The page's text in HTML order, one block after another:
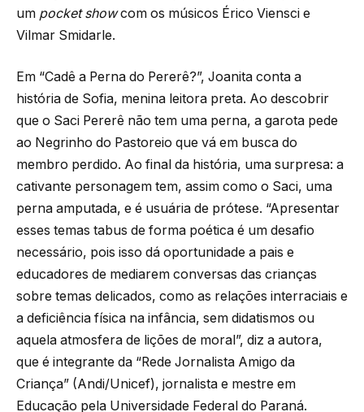
um pocket showcom os músicos Érico Viensci e
Vilmar Smidarle.
Em “Cadê a Perna do Pererê?”, Joanita conta a
história de Sofia, menina leitora preta. Ao descobrir
que o Saci Pererê não tem uma perna, a garota pede
ao Negrinho do Pastoreio que vá em busca do
membro perdido. Ao final da história, uma surpresa: a
cativante personagem tem, assim como o Saci, uma
perna amputada, e é usuária de prótese. “Apresentar
esses temas tabus de forma poética é um desafio
necessário, pois isso dá oportunidade a pais e
educadores de mediarem conversas das crianças
sobre temas delicados, como as relações interraciais e
a deficiência física na infância, sem didatismos ou
aquela atmosfera de lições de moral”, diz a autora,
que é integrante da “Rede Jornalista Amigo da
Criança” (Andi/Unicef), jornalista e mestre em
Educação pela Universidade Federal do Paraná.